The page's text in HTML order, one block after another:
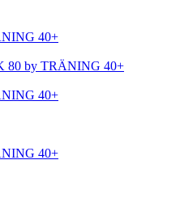
40+
80 by TRÄNING 40+
40+
40+